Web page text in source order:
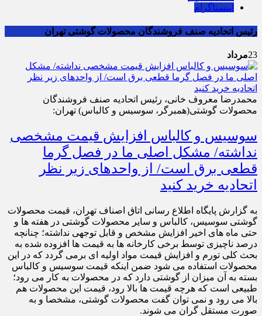
اینستاگرام
رئیس اتحادیه صنف فروشندگان محصولات گوشتی تهران
23مرداد
محمدرضا معروف خانی، رئیس اتحادیه صنف فروشندگان
محصولات گوشتی(همبرگر، سوسیس و کالباس) تهران:
سوسیس و کالباس افزایش قیمت مشخصی
نداشته/ مشکل اصلی ما در فصل گرما
قطعی برق است/ از واحدهای زیر نظر
اتحادیه خرید کنید
به گزارش پایگاه اطلاع رسانی اتاق اصناف تهران، قیمت محصولات
گوشتی سوسیس، کالباس و سایر محصولات گوشتی در هفته ها و
حتی ماه های اخیر افزایش مشخص و قابل توجهی نداشته؛ چنانچه
درصد ناچیزی توسط برخی کارخانه ها به قیمت ها افزوده شده به
بحث کلی تورم و افزایش قیمت مواد اولیه ای برمی گردد که در این
محصولات استفاده می شود ضمن اینکه قیمت سوسیس و کالباس
بسته به آن میزان از گوشتی دارد که در محصولات به کار می رود؛
طبیعی است که هرچه قیمت ها بالا رود، قیمت این محصولات هم
بالا می رود و نمی توان گفت محصولات گوشتی، مشخصا و به
صورت مستقل گران می شوند.